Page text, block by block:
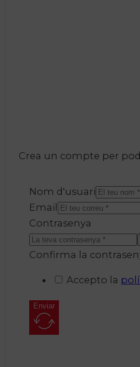
Crea un compte per
Nom d'usuari
Email
Contrasenya
Confirma la
Accepto la
Enviar